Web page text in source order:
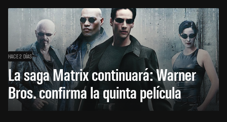
HACE 2 DÍAS
La saga Matrix continuará: Warner
Bros. confirma la quinta película